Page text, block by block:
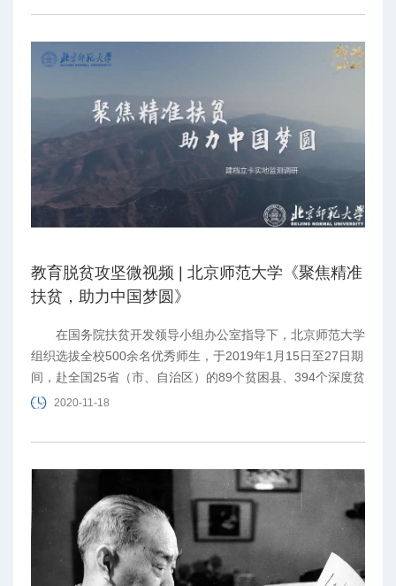
教育脱贫攻坚微视频 | 北京师范大学《聚焦精准
扶贫，助力中国梦圆》
在国务院扶贫开发领导小组办公室指导下，北京师范大学
组织选拔全校500余名优秀师生，于2019年1月15日至27日期
间，赴全国25省（市、自治区）的89个贫困县、394个深度贫
困村开展建档立卡实地监测调研，本次活动共完成3.5万户贫
区、了解精准扶贫、亲历农村沧桑巨变、感受基层真情温暖的
2020-11-18